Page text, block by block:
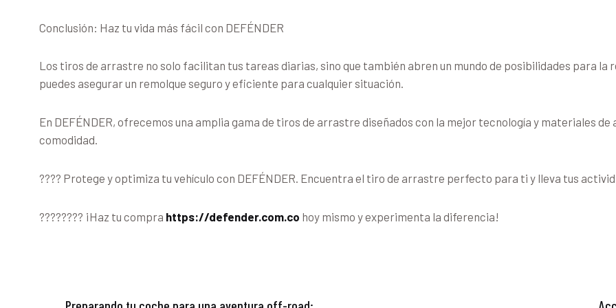
Conclusión: Haz tu vida más fácil con DEFÉNDER
Los tiros de arrastre no solo facilitan tus tareas diarias, sino que también abren un mundo de posibilidades para la
puedes asegurar un remolque seguro y eficiente para cualquier situación.
En DEFÉNDER, ofrecemos una amplia gama de tiros de arrastre diseñados con la mejor tecnología y materiales
comodidad.
???? Protege y optimiza tu vehículo con DEFÉNDER. Encuentra el tiro de arrastre perfecto para ti y lleva tus
???????? ¡Haz tu compra https://defender.com.co hoy mismo y experimenta la diferencia!